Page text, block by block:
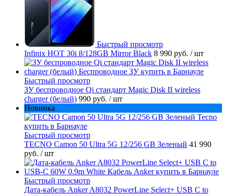
Быстрый просмотр
Infinix HOT 30i 8/128GB Mirror Black 8 990 руб. / шт
Быстрый просмотр
ЗУ беспроводное Qi стандарт Magic Disk II wireless
charger (белый) 990 руб. / шт
Новинка
Быстрый просмотр
TECNO Camon 50 Ultra 5G 12/256 GB Зеленый 41 990
руб. / шт
Быстрый просмотр
Дата-кабель Anker A8032 PowerLine Select+ USB C to